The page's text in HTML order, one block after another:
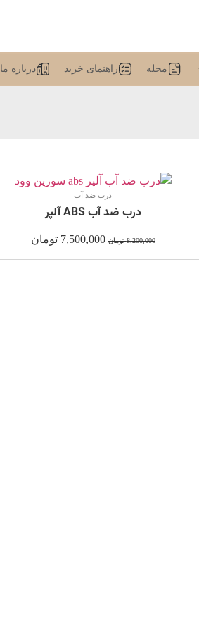
مجله راهنمای خرید درباره ما
درب ضد آب
درب ضد آب ABS آلپر
8,200,000 تومان 7,500,000 تومان